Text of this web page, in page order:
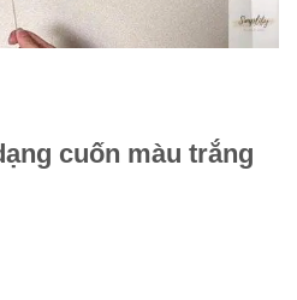
cuốn màu trắng